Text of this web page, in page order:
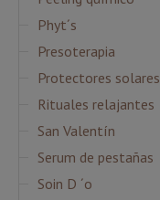
Phyt´s
Presoterapia
Protectores solares
Rituales relajantes
San Valentín
Serum de pestañas
Soin D ´o